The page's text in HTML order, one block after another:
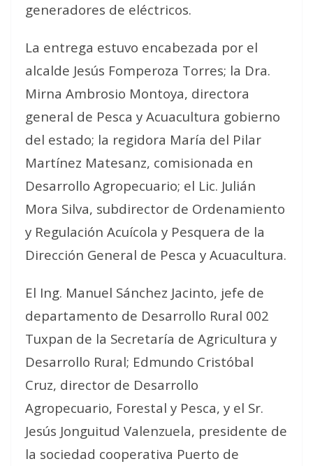
generadores de eléctricos.
La entrega estuvo encabezada por el
alcalde Jesús Fomperoza Torres; la Dra.
Mirna Ambrosio Montoya, directora
general de Pesca y Acuacultura gobierno
del estado; la regidora María del Pilar
Martínez Matesanz, comisionada en
Desarrollo Agropecuario; el Lic. Julián
Mora Silva, subdirector de Ordenamiento
y Regulación Acuícola y Pesquera de la
Dirección General de Pesca y Acuacultura.
El Ing. Manuel Sánchez Jacinto, jefe de
departamento de Desarrollo Rural 002
Tuxpan de la Secretaría de Agricultura y
Desarrollo Rural; Edmundo Cristóbal
Cruz, director de Desarrollo
Agropecuario, Forestal y Pesca, y el Sr.
Jesús Jonguitud Valenzuela, presidente de
la sociedad cooperativa Puerto de